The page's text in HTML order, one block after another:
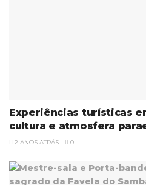
Experiências turísticas
cultura e atmosfera
2 ANOS ATRÁS 0